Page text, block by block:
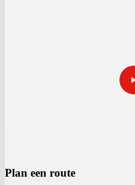
Plan een route